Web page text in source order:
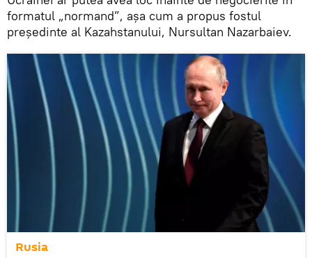
formatul „normand”, așa cum a propus fostul
președinte al Kazahstanului, Nursultan Nazarbaiev.
Rusia